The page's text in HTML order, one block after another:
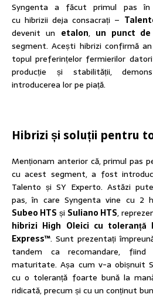
Syngenta a făcut primul pas în
cu hibrizii deja consacrați –
devenit un etalon, un punct
segment. Acești hibrizi confirmă
topul preferințelor fermierilor
producție și stabilității,
introducerea lor pe piață.
Hibrizi și soluții pentru
Menționam anterior că, primul pas
cu acest segment, a fost
Talento și SY Experto. Astăzi
pas, în care Syngenta vine cu 2
Subeo HTS și Suliano HTS,
hibrizi High Oleici cu toleranță
Express™. Sunt prezentați
tandem ca recomandare,
maturitate. Așa cum v-a obișnuit
cu o toleranță foarte bună la
ridicată, precum și cu un conținut